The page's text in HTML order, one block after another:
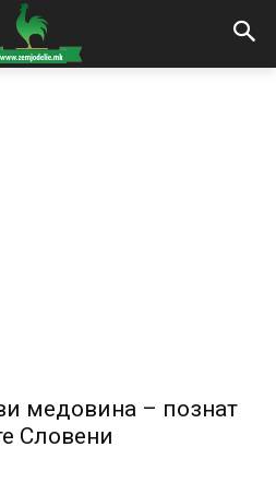
медовина – познат
Словени